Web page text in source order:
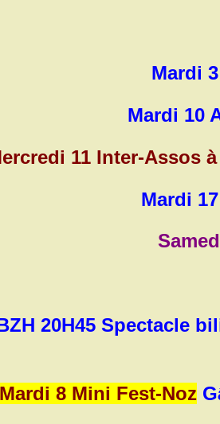
Mardi
Mardi 10
11 Inter-Assos
Mardi
20H45 Spectacle
Mardi 8 Mini Fest-Noz